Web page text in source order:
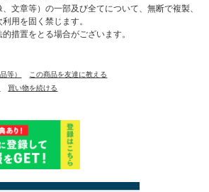
文章等）の一部及び全てについて、無断で複製、
用を固く禁じます。
措置をとる場合がございます。
等）
この商品を友達に教える
買い物を続ける